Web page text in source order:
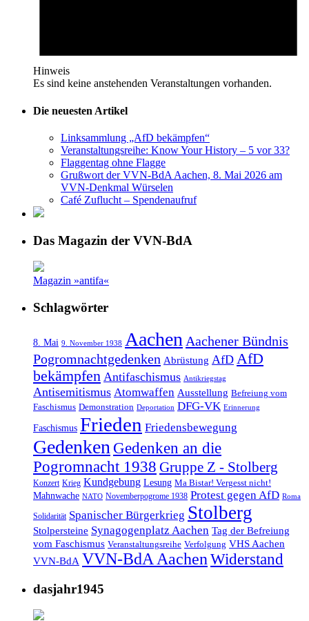
Hinweis
Es sind keine anstehenden Veranstaltungen vorhanden.
Die neuesten Artikel
Linksammlung „AfD bekämpfen“
Veranstaltungsreihe: Know Your History – 5 vor 33?
Flaggentag ohne Flagge
Grußwort der VVN-BdA Aachen, 8. Mai 2026 am
VVN-Denkmal Würselen
Café Zuflucht – Spendenaufruf
Das Magazin der VVN-BdA
Magazin »antifa«
Schlagwörter
8. Mai 9. November 1938 Aachen Aachener Bündnis
Pogromnachtgedenken Abrüstung AfD AfD
bekämpfen Antifaschismus Antikriegstag
Antisemitismus Atomwaffen Ausstellung Befreiung vom
Faschismus Demonstration Deportation DFG-VK Erinnerung
Faschismus Frieden Friedensbewegung
Gedenken Gedenken an die
Pogromnacht 1938 Gruppe Z - Stolberg
Konzert Krieg Kundgebung Lesung Ma Bistar! Vergesst nicht!
Mahnwache NATO Novemberpogrome 1938 Protest gegen AfD Roma
Solidarität Spanischer Bürgerkrieg Stolberg
Stolpersteine Synagogenplatz Aachen Tag der Befreiung
vom Faschismus Veranstaltungsreihe Verfolgung VHS Aachen
VVN-BdA VVN-BdA AachenWiderstand
dasjahr1945